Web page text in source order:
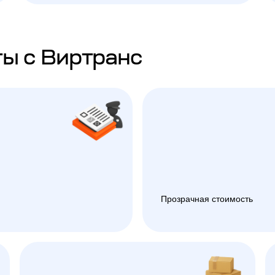
с Виртранс
Прозрачная стоимость